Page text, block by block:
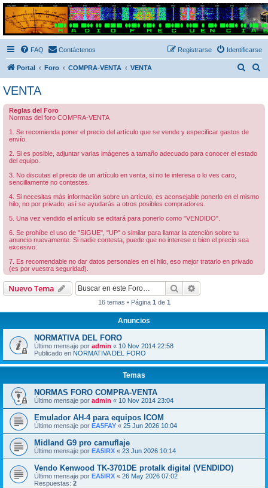
Radio Frecuencias
Foro de Radio Frecuencias
FAQ Contáctenos Identificarse
Registrarse
Portal Foro COMPRA-VENTA VENTA
VENTA
Reglas del Foro
Normas del foro COMPRA-VENTA
1. Se recomienda poner el precio del artículo que se vende y especificar gastos de
envío.
2. Si es posible, adjuntar varias imágenes a tamaño adecuado para conocer el estado
del equipo.
3. No discutas el precio de un artículo en venta, si no te interesa o lo ves caro,
sencillamente no contestes.
4. Si necesitas más información sobre un artículo, es aconsejable ponerlo en el mismo
hilo, no por privado, así se ayudarás a otros posibles compradores.
5. Una vez vendido el artículo se editará para ponerlo como "VENDIDO".
6. Se prohíbe el uso de "SIGUE", "UP" o similar para llamar la atención sobre tu
anuncio nuevamente. Si nadie contesta, puede que no interese o bien el precio sea
excesivo.
7. Es recomendable no dar datos personales en el hilo, eso mejor tratarlo en privado
(es por vuestra seguridad).
Nuevo Tema Buscar
16 temas • Página 1 de 1
Anuncios
NORMATIVA DEL FORO
Último mensaje por admin « 10 Nov 2014 22:58
Publicado en NORMATIVA DEL FORO
Temas
NORMAS FORO COMPRA-VENTA
Último mensaje por admin « 10 Nov 2014 23:04
Emulador AH-4 para equipos ICOM
Último mensaje por EA5FAY « 25 Jun 2026 10:04
Midland G9 pro camuflaje
Último mensaje por EA5IRX « 23 Jun 2026 10:14
Vendo Kenwood TK-3701DE protalk digital (VENDIDO)
Último mensaje por EA5IRX « 26 May 2026 07:02
Respuestas: 2